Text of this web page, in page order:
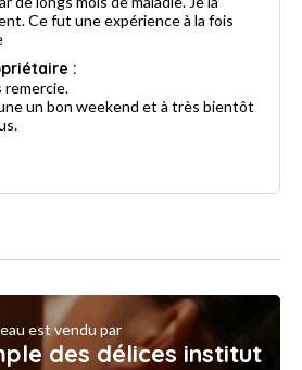
Ce fut une expérience à la fois
:
remercie.
un bon weekend et à très bientôt
est vendu par
des délices institut